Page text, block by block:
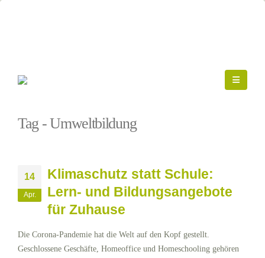
Tag - Umweltbildung
14
Apr.
Klimaschutz statt Schule:
Lern- und Bildungsangebote
für Zuhause
Die Corona-Pandemie hat die Welt auf den Kopf gestellt.
Geschlossene Geschäfte, Homeoffice und Homeschooling gehören